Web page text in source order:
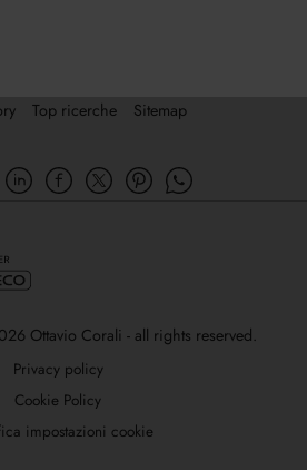
Top ricerche Sitemap
Ottavio Corali - all rights reserved.
Privacy policy
Cookie Policy
impostazioni cookie